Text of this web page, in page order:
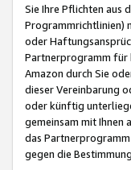
Sie Ihre Pflichten aus
Programmrichtlinien)
oder
Partnerprogramm für
Amazon durch Sie
dieser Vereinbarung
oder künftig
gemeinsam mit Ihnen
das
gegen die